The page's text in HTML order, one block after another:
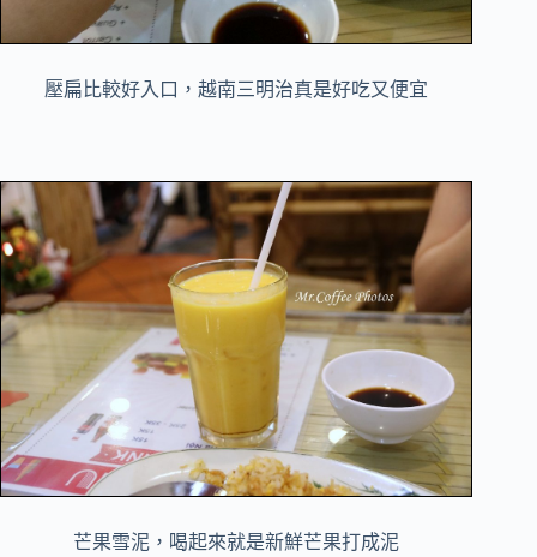
壓扁比較好入口，越南三明治真是好吃又便宜
芒果雪泥，喝起來就是新鮮芒果打成泥